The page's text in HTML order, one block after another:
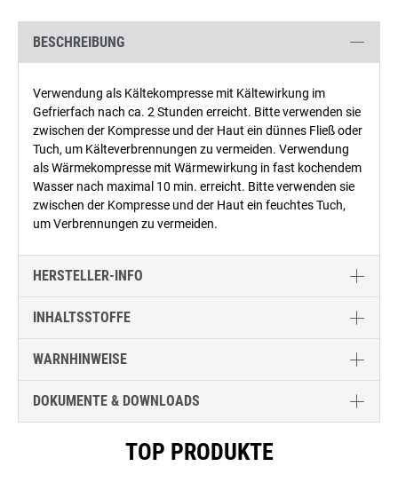
BESCHREIBUNG
Verwendung als Kältekompresse mit Kältewirkung im
Gefrierfach nach ca. 2 Stunden erreicht. Bitte verwenden sie
zwischen der Kompresse und der Haut ein dünnes Fließ oder
Tuch, um Kälteverbrennungen zu vermeiden. Verwendung
als Wärmekompresse mit Wärmewirkung in fast kochendem
Wasser nach maximal 10 min. erreicht. Bitte verwenden sie
zwischen der Kompresse und der Haut ein feuchtes Tuch,
um Verbrennungen zu vermeiden.
HERSTELLER-INFO
INHALTSSTOFFE
WARNHINWEISE
DOKUMENTE & DOWNLOADS
TOP PRODUKTE